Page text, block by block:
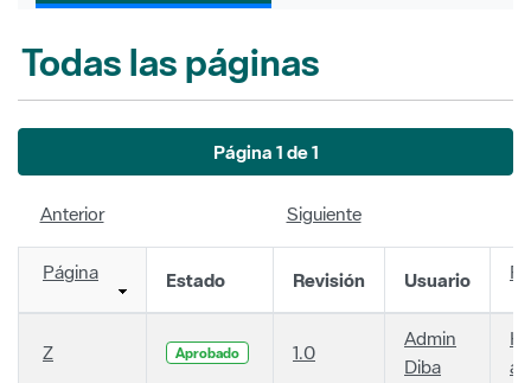
Todas las páginas
Página 1 de 1
Anterior Siguiente
Página Estado Revisión Usuario
Z Aprobado 1.0
Admin
Diba